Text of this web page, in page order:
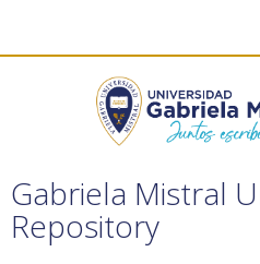
Gabriela Mistral
Repository